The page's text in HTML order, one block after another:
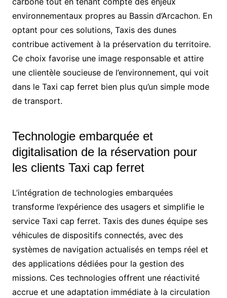
environnementaux propres au Bassin d’Arcachon. En
optant pour ces solutions, Taxis des dunes
contribue activement à la préservation du territoire.
Ce choix favorise une image responsable et attire
une clientèle soucieuse de l’environnement, qui voit
dans le Taxi cap ferret bien plus qu’un simple mode
de transport.
Technologie embarquée et
digitalisation de la réservation pour
les clients Taxi cap ferret
L’intégration de technologies embarquées
transforme l’expérience des usagers et simplifie le
service Taxi cap ferret. Taxis des dunes équipe ses
véhicules de dispositifs connectés, avec des
systèmes de navigation actualisés en temps réel et
des applications dédiées pour la gestion des
missions. Ces technologies offrent une réactivité
accrue et une adaptation immédiate à la circulation